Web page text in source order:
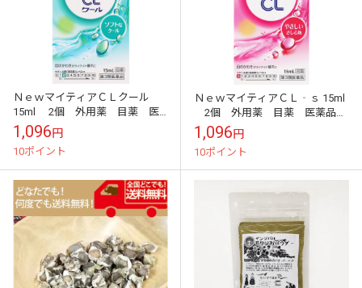
ＮｅｗマイティアＣＬクール
15ml 2個 外用薬 目薬 医
薬品 医薬部外品
1,096円
10ポイント
ＮｅｗマイティアＣＬ‐ｓ 15ml
2個 外用薬 目薬 医薬品
医薬部外品
1,096円
10ポイント